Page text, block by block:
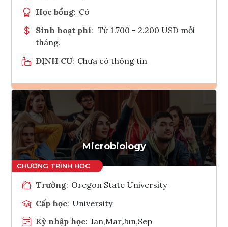
Học bổng: Có
Sinh hoạt phí: Từ 1.700 - 2.200 USD mỗi
tháng.
ĐỊNH CƯ: Chưa có thông tin
Ghi danh
Tham vấn Interlink
Microbiology
Trường: Oregon State University
Cấp học: University
Kỳ nhập học: Jan,Mar,Jun,Sep